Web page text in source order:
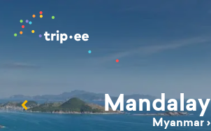
‹ Mandalay
Myanmar›